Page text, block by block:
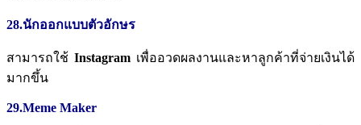
28.นักออกแบบตัวอักษร
สามารถใช้ Instagram เพื่ออวดผลงานและหาลูกค้าที่จ่ายเงินได้
มากขึ้น
29.Meme Maker